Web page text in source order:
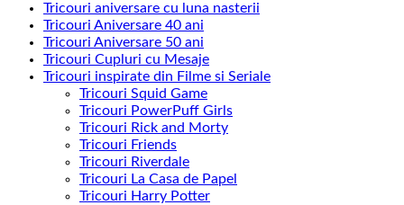
Tricouri aniversare cu luna nasterii
Tricouri Aniversare 40 ani
Tricouri Aniversare 50 ani
Tricouri Cupluri cu Mesaje
Tricouri inspirate din Filme si Seriale
Tricouri Squid Game
Tricouri PowerPuff Girls
Tricouri Rick and Morty
Tricouri Friends
Tricouri Riverdale
Tricouri La Casa de Papel
Tricouri Harry Potter